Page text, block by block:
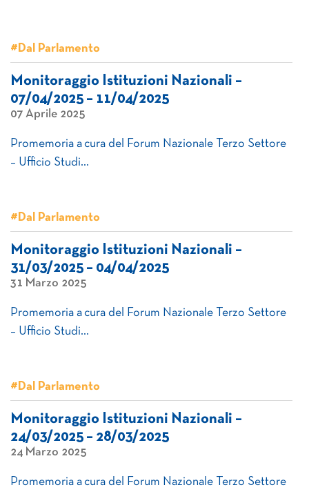
#Dal Parlamento
Monitoraggio Istituzioni Nazionali –
07/04/2025 – 11/04/2025
07 Aprile 2025
Promemoria a cura del Forum Nazionale Terzo Settore
– Ufficio Studi…
#Dal Parlamento
Monitoraggio Istituzioni Nazionali –
31/03/2025 – 04/04/2025
31 Marzo 2025
Promemoria a cura del Forum Nazionale Terzo Settore
– Ufficio Studi…
#Dal Parlamento
Monitoraggio Istituzioni Nazionali –
24/03/2025 – 28/03/2025
24 Marzo 2025
Promemoria a cura del Forum Nazionale Terzo Settore